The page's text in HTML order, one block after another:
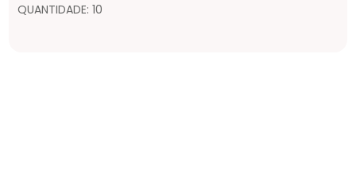
QUANTIDADE: 10